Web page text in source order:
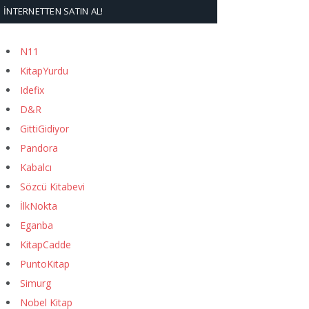
İNTERNETTEN SATIN AL!
N11
KitapYurdu
Idefix
D&R
GittiGidiyor
Pandora
Kabalcı
Sözcü Kitabevi
İlkNokta
Eganba
KitapCadde
PuntoKitap
Simurg
Nobel Kitap